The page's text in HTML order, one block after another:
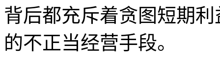
背后都充斥着贪图短期
的不正当经营手段。